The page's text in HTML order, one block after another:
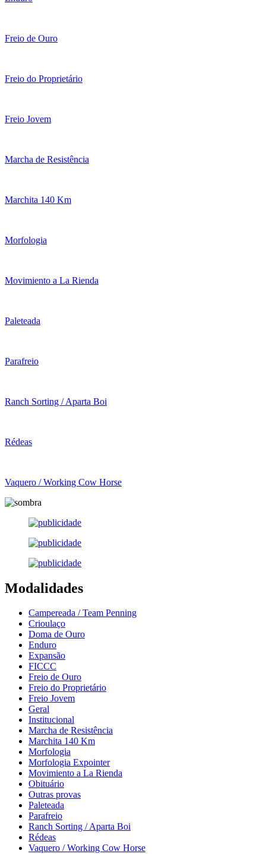
Freio de Ouro
Freio do Proprietário
Freio Jovem
Marcha de Resistência
Marchita 140 Km
Morfologia
Movimiento a La Rienda
Paleteada
Parafreio
Ranch Sorting / Aparta Boi
Rédeas
Vaquero / Working Cow Horse
Modalidades
Campereada / Team Penning
Crioulaço
Doma de Ouro
Enduro
Expansão
FICCC
Freio de Ouro
Freio do Proprietário
Freio Jovem
Geral
Institucional
Marcha de Resistência
Marchita 140 Km
Morfologia
Morfologia Expointer
Movimiento a La Rienda
Obituário
Outras provas
Paleteada
Parafreio
Ranch Sorting / Aparta Boi
Rédeas
Vaquero / Working Cow Horse